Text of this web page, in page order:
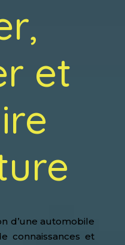
et
d’une automobile
connaissances et